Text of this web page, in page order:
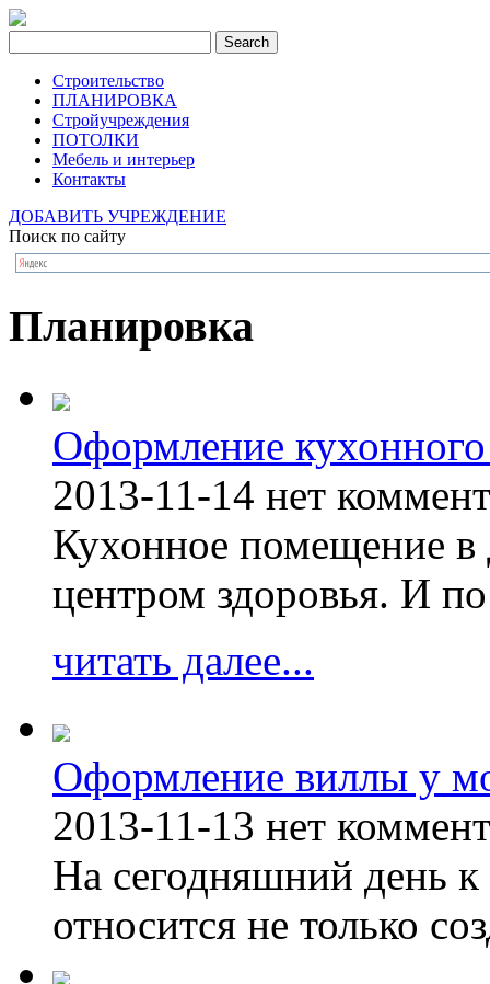
Строительство
ПЛАНИРОВКА
Стройучреждения
ПОТОЛКИ
Мебель и интерьер
Контакты
ДОБАВИТЬ УЧРЕЖДЕНИЕ
Поиск по сайту
Планировка
Оформление
2013-11-14 нет
Кухонное помещение в
центром здоровья. И
читать далее...
Оформление виллы у
2013-11-13 нет
На сегодняшний день к
относится не только